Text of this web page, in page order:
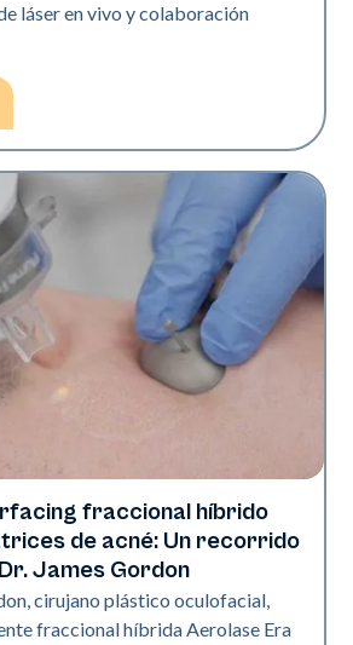
láser en vivo y colaboración
fraccional híbrido
de acné: Un recorrido
James Gordon
cirujano plástico oculofacial,
fraccional híbrida Aerolase Era